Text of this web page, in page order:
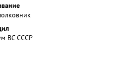
ВС СССР